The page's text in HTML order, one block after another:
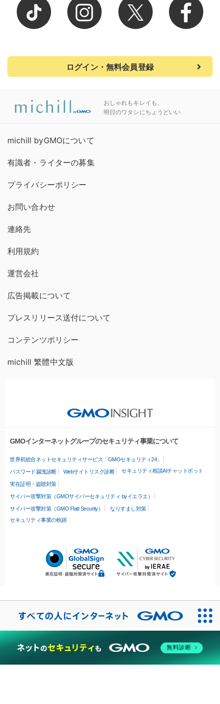
ログイン・無料会員登録
おしゃれもキレイも、
明日のワタシにちょうどいい
michill byGMOについて
有識者・ライターの募集
プライバシーポリシー
お問い合わせ
連絡先
利用規約
運営会社
広告掲載について
プレスリリース送付について
コンテンツポリシー
michill 繁體中文版
GMOインターネットグループのセキュリティ事業について
世界初総合ネットセキュリティサービス「GMOセキュリティ24」
パスワード漏洩診断 Webサイトリスク診断 セキュリティ相談AIチャットボット
実在証明・盗聴対策
サイバー攻撃対策（GMOサイバーセキュリティ byイエラエ）
サイバー攻撃対策（GMO Flatt Security）
なりすまし対策
セキュリティ事業の軌跡
無料診断